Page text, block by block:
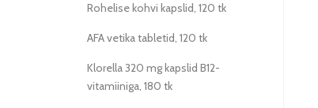
Rohelise kohvi kapslid, 120 tk
AFA vetika tabletid, 120 tk
Klorella 320 mg kapslid B12-
vitamiiniga, 180 tk